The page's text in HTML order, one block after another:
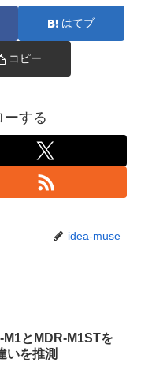
はてブ
コピー
ーする
idea-muse
とMDR-M1STを
いを推測